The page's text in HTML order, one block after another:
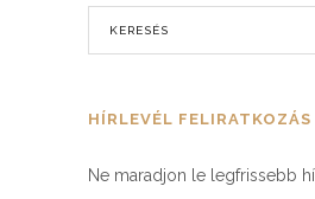
HÍRLEVÉL FELIRATKOZÁS
Ne maradjon le legfrissebb